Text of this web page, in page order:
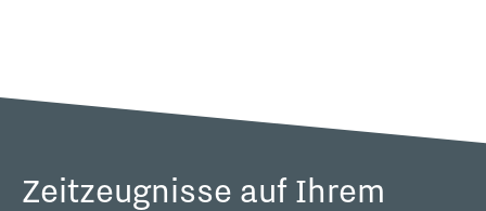
Zeitzeugnisse auf Ihrem